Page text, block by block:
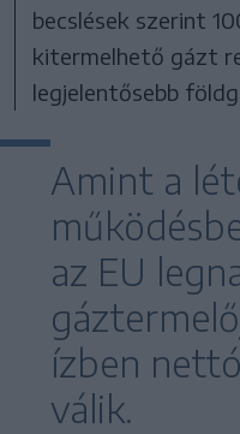
becslések szerint
kitermelhető gázt
legjelentősebb
Amint a
az EU
ízben
válik.